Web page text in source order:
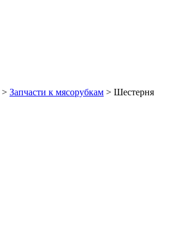
> Запчасти к мясорубкам > Шестерня